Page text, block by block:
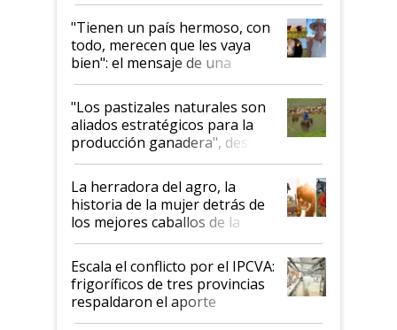
"Tienen un país hermoso, con
todo, merecen que les vaya
bien": el mensaje de una
ganadera uruguaya sobre las
oportunidades que se abren
para el agro en Argentina, con
foco en la carne
"Los pastizales naturales son
aliados estratégicos para la
producción ganadera", destaca
la iniciativa que ya reúne a 46
establecimientos en Argentina
La herradora del agro, la
historia de la mujer detrás de
los mejores caballos de la
Argentina y los mitos que
todavía hacen sufrir a estos
animales: "Mientras me
descalificaban, yo seguí
haciendo currículum"
Escala el conflicto por el IPCVA:
frigoríficos de tres provincias
respaldaron el aporte
obligatorio